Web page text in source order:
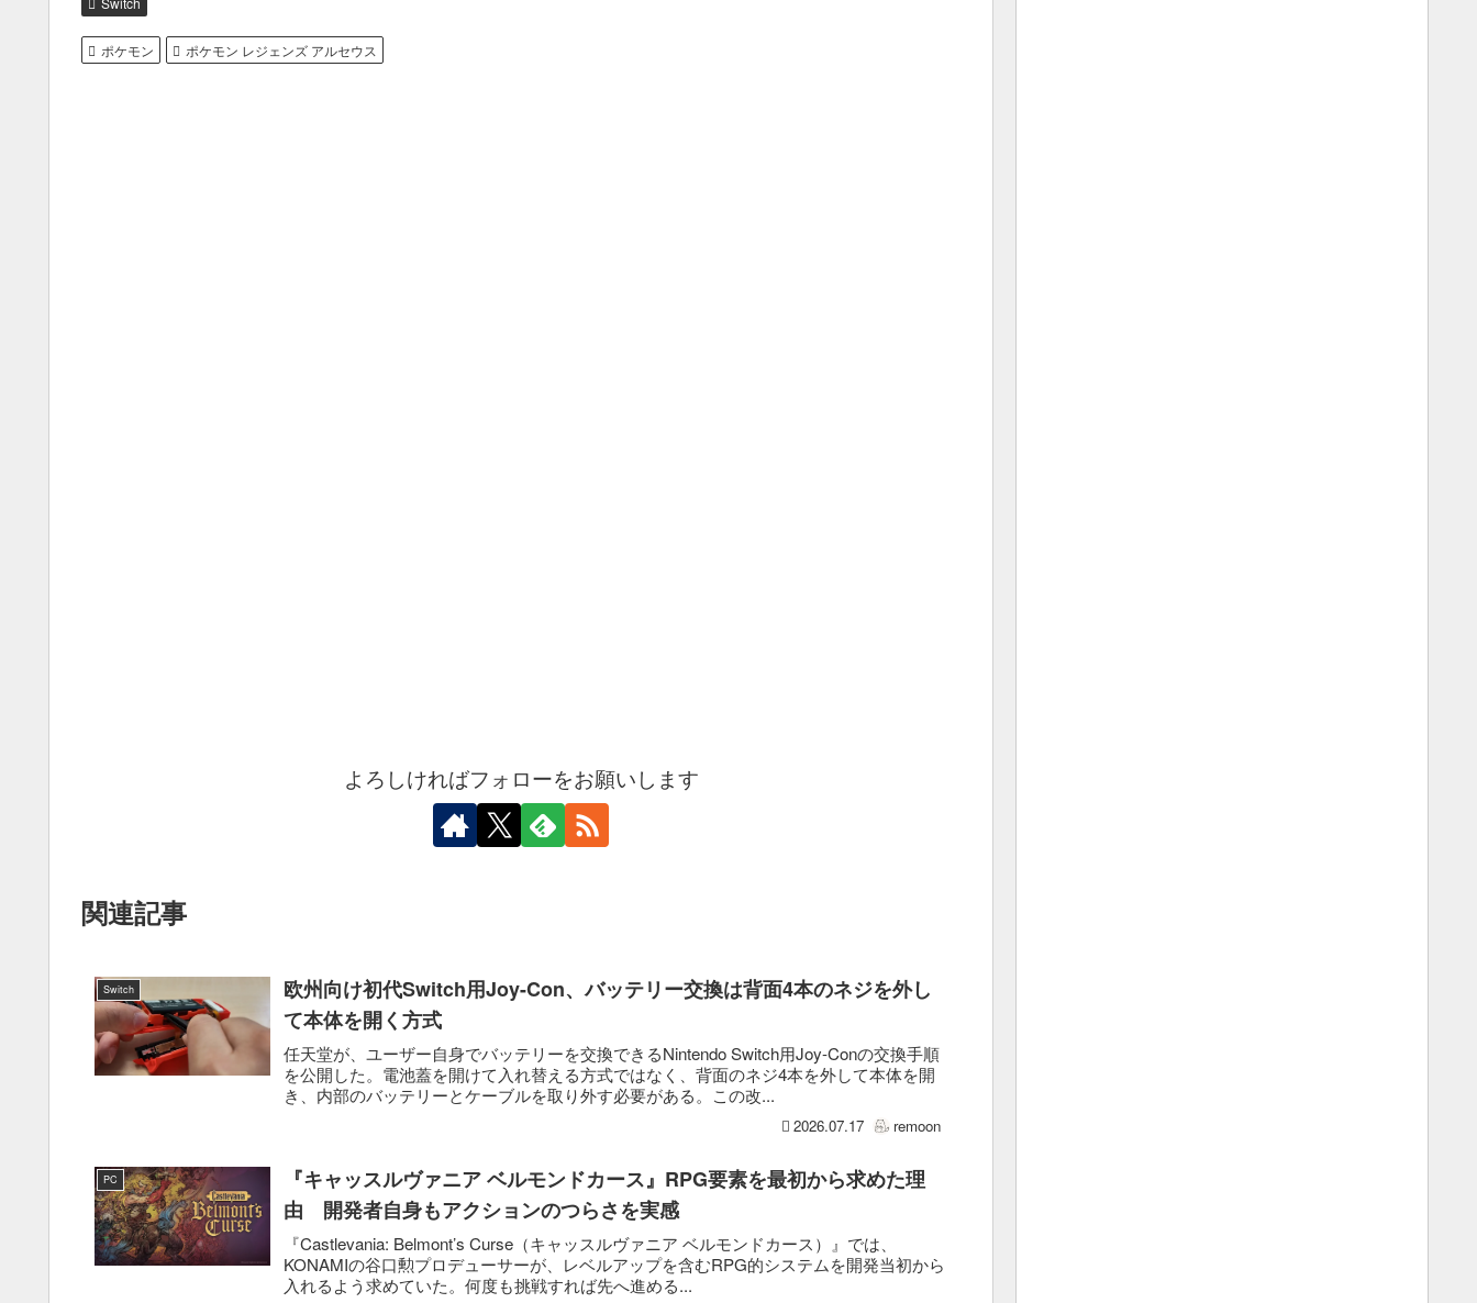
ポケモン ポケモン レジェンズ アルセウス
よろしければフォローをお願いします
関連記事
Switch
欧州向け初代Switch用Joy-Con、バッテリー交換は背面4本のネジを外し
て本体を開く方式
任天堂が、ユーザー自身でバッテリーを交換できるNintendo Switch用Joy-Conの交換手順
を公開した。電池蓋を開けて入れ替える方式ではなく、背面のネジ4本を外して本体を開
き、内部のバッテリーとケーブルを取り外す必要がある。この改...
2026.07.17 remoon
PC
『キャッスルヴァニア ベルモンドカース』RPG要素を最初から求めた理
由 開発者自身もアクションのつらさを実感
『Castlevania: Belmont’s Curse（キャッスルヴァニア ベルモンドカース）』では、
KONAMIの谷口勲プロデューサーが、レベルアップを含むRPG的システムを開発当初から
入れるよう求めていた。何度も挑戦すれば先へ進める...